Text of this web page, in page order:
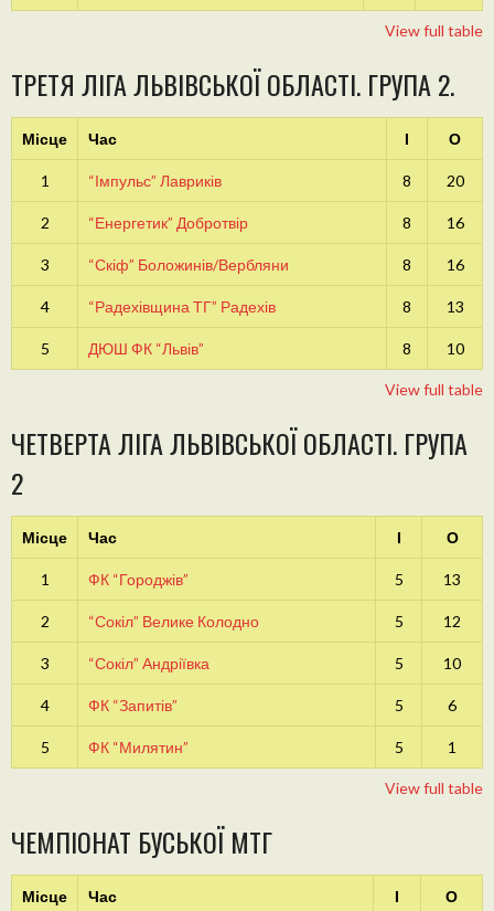
View full table
ТРЕТЯ ЛІГА ЛЬВІВСЬКОЇ ОБЛАСТІ. ГРУПА 2.
Місце Час І О
1 “Імпульс” Лавриків 8 20
2 “Енергетик” Добротвір 8 16
3 “Скіф” Боложинів/Вербляни 8 16
4 “Радехівщина ТГ” Радехів 8 13
5 ДЮШ ФК “Львів” 8 10
View full table
ЧЕТВЕРТА ЛІГА ЛЬВІВСЬКОЇ ОБЛАСТІ. ГРУПА
2
Місце Час І О
1 ФК “Городжів” 5 13
2 “Сокіл” Велике Колодно 5 12
3 “Сокіл” Андріївка 5 10
4 ФК “Запитів” 5 6
5 ФК “Милятин” 5 1
View full table
ЧЕМПІОНАТ БУСЬКОЇ МТГ
Місце Час І О